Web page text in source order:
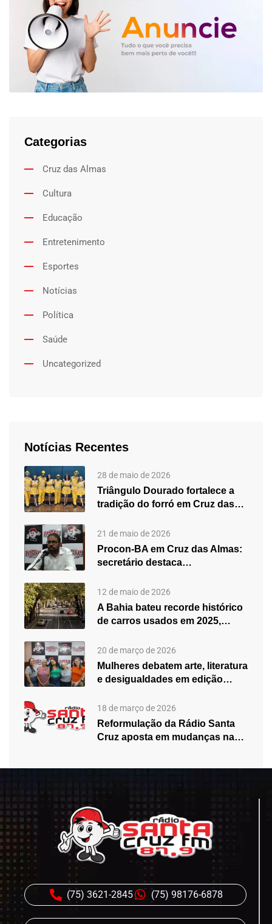
Categorias
Cruz das Almas
Cultura
Educação
Entretenimento
Esportes
Notícias
Política
Saúde
Uncategorized
Notícias Recentes
28 de maio de 2026
Triângulo Dourado fortalece a
tradição do forró em Cruz das…
21 de maio de 2026
Procon-BA em Cruz das Almas:
secretário destaca
12 de maio de 2026
A Bahia bateu recorde histórico
de carros usados em 2025,…
20 de março de 2026
Mulheres debatem arte, literatura
e desigualdades em edição
18 de março de 2026
Reformulação da Rádio Santa
Cruz aposta em mudanças na
(75) 3621-2845 (75) 98176-6878